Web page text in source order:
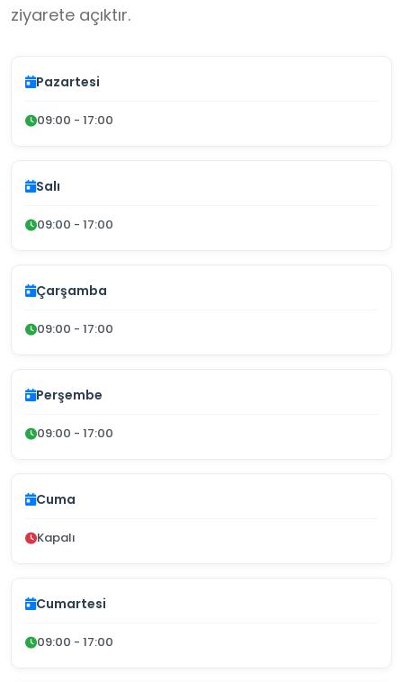
ziyarete açıktır.
Pazartesi
09:00 - 17:00
Salı
09:00 - 17:00
Çarşamba
09:00 - 17:00
Perşembe
09:00 - 17:00
Cuma
Kapalı
Cumartesi
09:00 - 17:00